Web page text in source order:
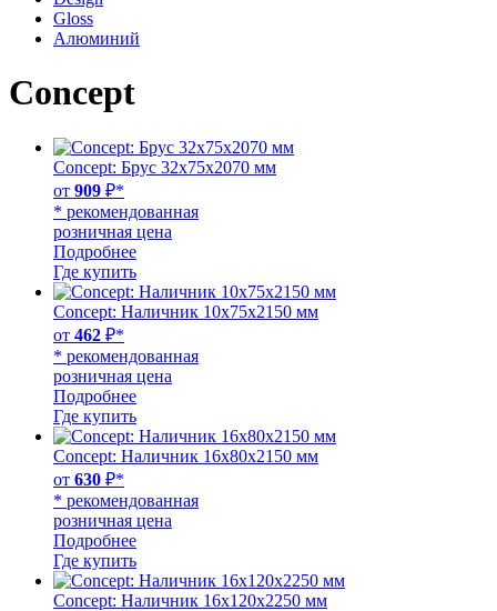
Gloss
Алюминий
Concept
Concept: Брус 32х75х2070 мм
от 909 ₽*
* рекомендованная
розничная цена
Подробнее
Где купить
Concept: Наличник 10х75х2150 мм
от 462 ₽*
* рекомендованная
розничная цена
Подробнее
Где купить
Concept: Наличник 16х80х2150 мм
от 630 ₽*
* рекомендованная
розничная цена
Подробнее
Где купить
Concept: Наличник 16х120х2250 мм